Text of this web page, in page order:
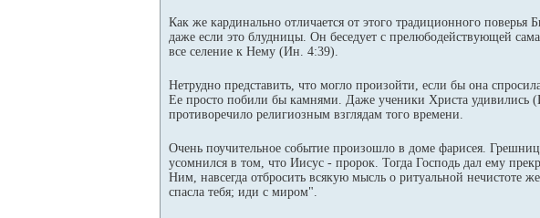
Как же кардинально отличается от этого традиционного
даже если это блудницы. Он беседует с прелюбодействующей
все селение к Нему (Ин. 4:39).
Нетрудно представить, что могло произойти, если бы она
Ее просто побили бы камнями. Даже ученики Христа удивились
противоречило религиозным взглядам того времени.
Очень поучительное событие произошло в доме фарисея.
усомнился в том, что Иисус - пророк. Тогда Господь дал ему
Ним, навсегда отбросить всякую мысль о ритуальной
спасла тебя; иди с миром".